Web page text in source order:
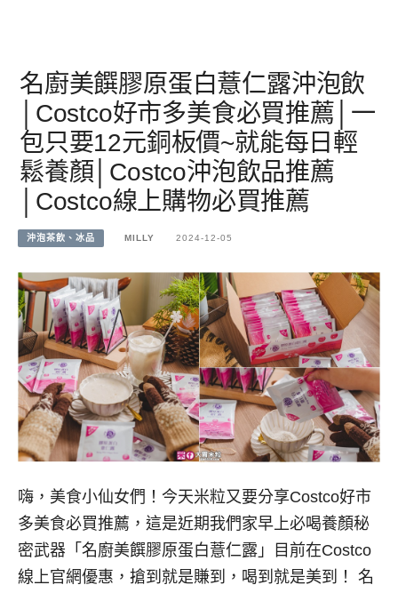
名廚美饌膠原蛋白薏仁露沖泡飲
│Costco好市多美食必買推薦│一
包只要12元銅板價~就能每日輕
鬆養顏│Costco沖泡飲品推薦
│Costco線上購物必買推薦
沖泡茶飲、冰品 MILLY 2024-12-05
嗨，美食小仙女們！今天米粒又要分享Costco好市
多美食必買推薦，這是近期我們家早上必喝養顏秘
密武器「名廚美饌膠原蛋白薏仁露」目前在Costco
線上官網優惠，搶到就是賺到，喝到就是美到！ 名